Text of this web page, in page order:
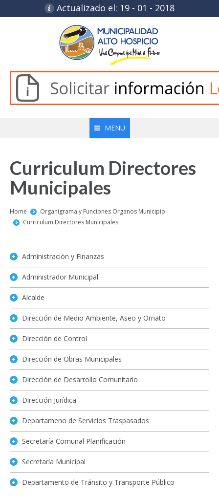
Actualizado el: 19 - 01 - 2018
MENU
Curriculum Directores
Municipales
You are here:
Home
Organigrama y Funciones Organos Municipio
Curriculum Directores Municipales
Administración y Finanzas
Administrador Municipal
Alcalde
Dirección de Medio Ambiente, Aseo y Ornato
Dirección de Control
Dirección de Obras Municipales
Dirección de Desarrollo Comunitario
Dirección Jurídica
Departameno de Servicios Traspasados
Secretaría Comunal Planificación
Secretaría Municipal
Departamento de Tránsito y Transporte Público